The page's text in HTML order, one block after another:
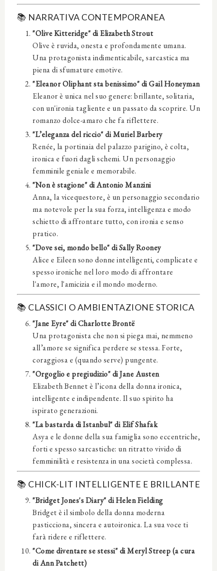
📚 NARRATIVA CONTEMPORANEA
"Olive Kitteridge" di Elizabeth Strout
Olive è ruvida, onesta e profondamente umana.
Una protagonista indimenticabile, sarcastica ma
piena di sfumature emotive.
"Eleanor Oliphant sta benissimo" di Gail Honeyman
Eleanor è unica nel suo genere: brillante, solitaria,
con un'ironia tagliente e un passato da scoprire. Un
romanzo dolce-amaro che fa riflettere.
"L’eleganza del riccio" di Muriel Barbery
Renée, la portinaia del palazzo parigino, è colta,
ironica e fuori dagli schemi. Un personaggio
femminile geniale e memorabile.
"Non è stagione" di Antonio Manzini
Anna, la vicequestore, è un personaggio secondario
ma notevole per la sua forza, intelligenza e modo
schietto di affrontare tutto, con ironia e senso
pratico.
"Dove sei, mondo bello" di Sally Rooney
Alice e Eileen sono donne intelligenti, complicate e
spesso ironiche nel loro modo di affrontare
l'amore, l'amicizia e il mondo moderno.
📚 CLASSICI O AMBIENTAZIONE STORICA
"Jane Eyre" di Charlotte Brontë
Una protagonista che non si piega mai, nemmeno
all’amore se significa perdere se stessa. Forte,
coraggiosa e (quando serve) pungente.
"Orgoglio e pregiudizio" di Jane Austen
Elizabeth Bennet è l’icona della donna ironica,
intelligente e indipendente. Il suo spirito ha
ispirato generazioni.
"La bastarda di Istanbul" di Elif Shafak
Asya e le donne della sua famiglia sono eccentriche,
forti e spesso sarcastiche: un ritratto vivido di
femminilità e resistenza in una società complessa.
📚 CHICK-LIT INTELLIGENTE E BRILLANTE
"Bridget Jones's Diary" di Helen Fielding
Bridget è il simbolo della donna moderna
pasticciona, sincera e autoironica. La sua voce ti
farà ridere e riflettere.
"Come diventare se stessi" di Meryl Streep (a cura
di Ann Patchett)